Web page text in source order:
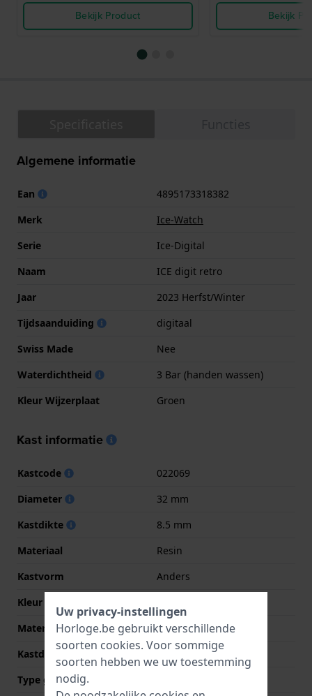
Bekijk Product
Bekijk
Algemene informatie
Ean
4895173318382
Merk
Ice-Watch
Serie
Ice-Digital
Naam
ICE digit retro
Jaar
2023 Herfst/Winter
Tijdsaanduiding
digitaal
Swiss Made
Nee
Waterdichtheid
3 Bar (handen wassen)
Kleur Wijzerplaat
Groen
Kast informatie
Kastcode
022069
Diameter
32 mm
Kastdikte
8.5 mm
Materiaal
Resin
Kastvorm
Anders
Kleur kast
Materiaal kastdeksel
Roestvrij staal
Kastdeksel
Gedicht met schroefjes
Type glas
Uw privacy-instellingen
Horloge.be gebruikt verschillende
soorten cookies. Voor sommige
soorten hebben we uw toestemming
nodig.